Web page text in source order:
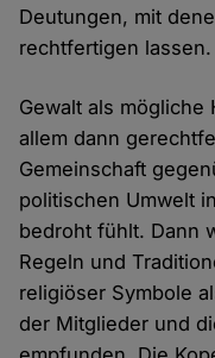
Deutungen, mit
rechtfertigen lassen.
Gewalt als
allem dann
Gemeinschaft
politischen Umwelt
bedroht fühlt. Dann
Regeln und
religiöser Symbole
der Mitglieder und